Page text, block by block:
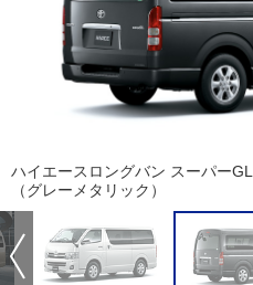
ハイエースロングバン スーパー
（グレーメタリック）